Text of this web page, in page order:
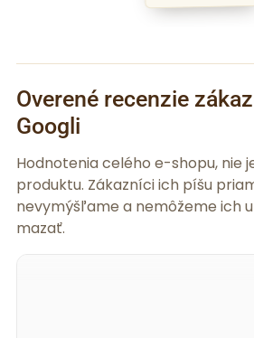
Overené recenzie
Googli
Hodnotenia celého e-shopu, nie
produktu. Zákazníci ich píšu
nevymýšľame a nemôžeme ich
mazať.